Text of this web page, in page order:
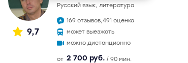
9,7
русский язык, литература
169 отзывов,491 оценка
может выезжать
можно дистанционно
от 2 700 руб. / 90 мин.